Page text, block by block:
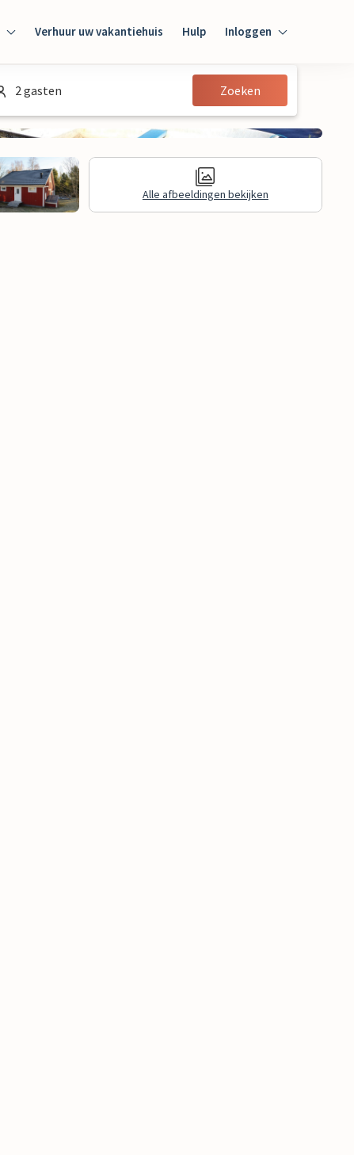
Verhuur uw vakantiehuis Hulp Inloggen
Inloggen
Gast
2 gasten Zoeken
Alle afbeeldingen bekijken